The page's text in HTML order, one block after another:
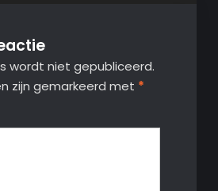
wordt niet gepubliceerd.
zijn gemarkeerd met *